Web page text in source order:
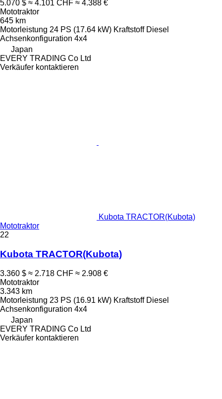
5.070 $ ≈ 4.101 CHF ≈ 4.388 €
Mototraktor
645 km
Motorleistung 24 PS (17.64 kW) Kraftstoff Diesel
Achsenkonfiguration 4x4
Japan
EVERY TRADING Co Ltd
Verkäufer kontaktieren
Kubota TRACTOR(Kubota)
Mototraktor
22
Kubota TRACTOR(Kubota)
3.360 $ ≈ 2.718 CHF ≈ 2.908 €
Mototraktor
3.343 km
Motorleistung 23 PS (16.91 kW) Kraftstoff Diesel
Achsenkonfiguration 4x4
Japan
EVERY TRADING Co Ltd
Verkäufer kontaktieren